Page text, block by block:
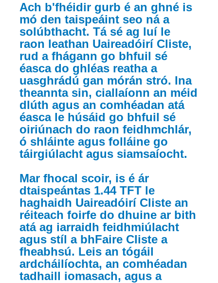
Ach b'fhéidir gurb é an ghné is
mó den taispeáint seo ná a
solúbthacht. Tá sé ag luí le
raon leathan Uaireadóirí Cliste,
rud a fhágann go bhfuil sé
éasca do ghléas reatha a
uasghrádú gan mórán stró. Ina
theannta sin, ciallaíonn an méid
dlúth agus an comhéadan atá
éasca le húsáid go bhfuil sé
oiriúnach do raon feidhmchlár,
ó shláinte agus folláine go
táirgiúlacht agus siamsaíocht.
Mar fhocal scoir, is é ár
dtaispeántas 1.44 TFT le
haghaidh Uaireadóirí Cliste an
réiteach foirfe do dhuine ar bith
atá ag iarraidh feidhmiúlacht
agus stíl a bhFaire Cliste a
fheabhsú. Leis an tógáil
ardcháilíochta, an comhéadan
tadhaill iomasach, agus a